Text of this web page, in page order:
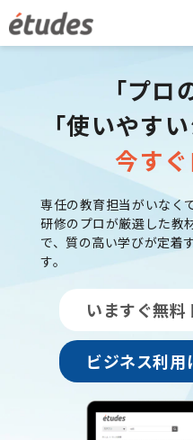
LMSの機能・特長
eラーニング教材一覧
alue e-craft
etudes Classroom
お役立ち資料一覧
「プロ
「使いやす
今すぐ
専任の教育担当がいなく
研修のプロが厳選した教
で、質の高い学びが定着
す。
いますぐ
ビジネス